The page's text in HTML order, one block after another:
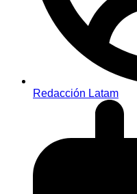
Redacción Latam